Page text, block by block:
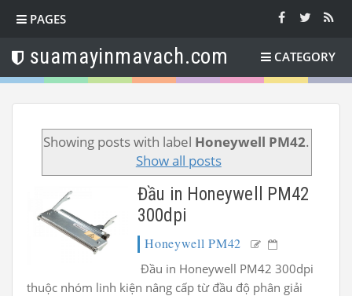
PAGES
suamayinmavach.com CATEGORY
Showing posts with label Honeywell PM42.
Show all posts
Đầu in Honeywell PM42
300dpi
Honeywell PM42
Đầu in Honeywell PM42 300dpi
thuộc nhóm linh kiện nâng cấp từ đầu độ phân giải